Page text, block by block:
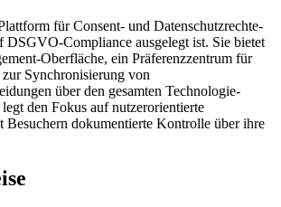
für Consent- und Datenschutzrechte-
DSGVO-Compliance ausgelegt ist. Sie bietet
Oberfläche, ein Präferenzzentrum für
Synchronisierung von
über den gesamten Technologie-
den Fokus auf nutzerorientierte
Besuchern dokumentierte Kontrolle über ihre